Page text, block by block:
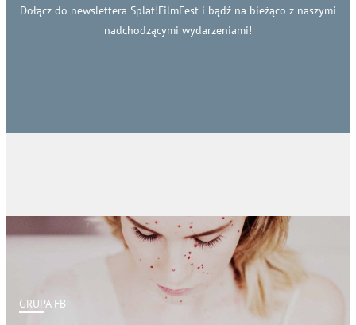
Dołącz do newslettera Splat!FilmFest i bądź na bieżąco z naszymi
nadchodzącymi wydarzeniami!
GRUPA FB